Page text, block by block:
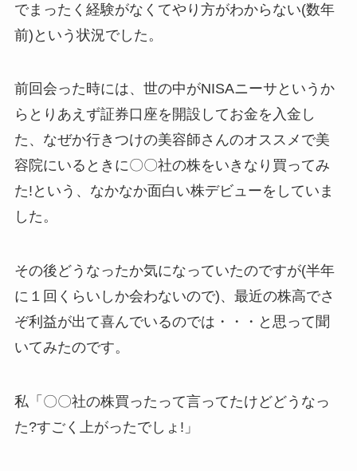
でまったく経験がなくてやり方がわからない(数年
前)という状況でした。
前回会った時には、世の中がNISAニーサというか
らとりあえず証券口座を開設してお金を入金し
た、なぜか行きつけの美容師さんのオススメで美
容院にいるときに〇〇社の株をいきなり買ってみ
た!という、なかなか面白い株デビューをしていま
した。
その後どうなったか気になっていたのですが(半年
に１回くらいしか会わないので)、最近の株高でさ
ぞ利益が出て喜んでいるのでは・・・と思って聞
いてみたのです。
私「〇〇社の株買ったって言ってたけどどうなっ
た?すごく上がったでしょ!」